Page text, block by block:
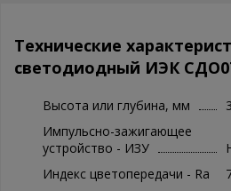
Технические
светодиодный ИЭК
Высота или глубина, мм
Импульсно-зажигающее
устройство - ИЗУ
Индекс цветопередачи - Ra